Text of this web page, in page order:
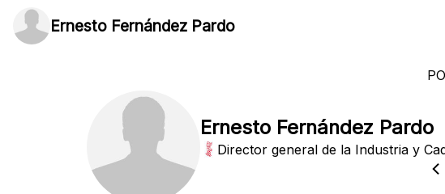
Ernesto Fernández Pardo
Ernesto Fernández Pardo
Director general de la Industria y